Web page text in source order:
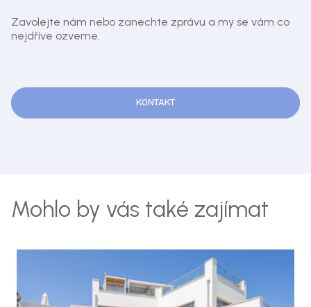
Zavolejte nám nebo zanechte zprávu a my se vám co
nejdříve ozveme.
KONTAKT
Mohlo by vás také zajímat